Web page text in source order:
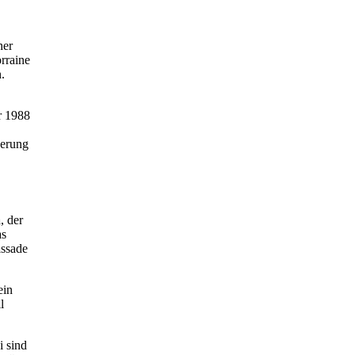
1988
der
sind